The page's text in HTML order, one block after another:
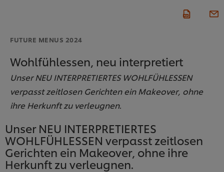
FUTURE MENUS​ 2024
Wohlfühlessen, neu interpretiert
Unser NEU INTERPRETIERTES WOHLFÜHLESSEN
verpasst zeitlosen Gerichten ein Makeover, ohne
ihre Herkunft zu verleugnen.
Unser NEU INTERPRETIERTES
WOHLFÜHLESSEN verpasst zeitlosen
Gerichten ein Makeover, ohne ihre
Herkunft zu verleugnen.